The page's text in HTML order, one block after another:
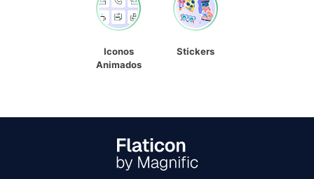
Iconos
Animados
Stickers